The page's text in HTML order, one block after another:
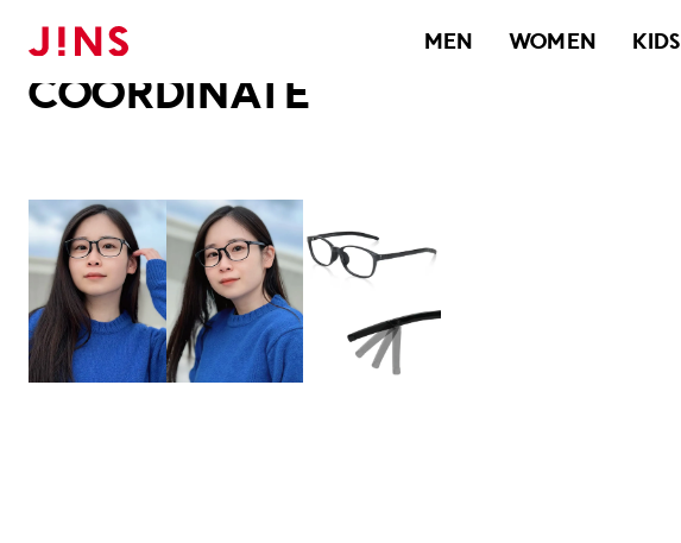
MEN WOMEN KIDS
メガネのJINS TOP
COORDINATE